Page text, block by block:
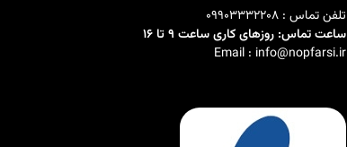
تلفن تماس : 09903332208
ساعت تماس: روزهای کاری ساعت 9 تا 16
Email : info@nopfarsi.ir